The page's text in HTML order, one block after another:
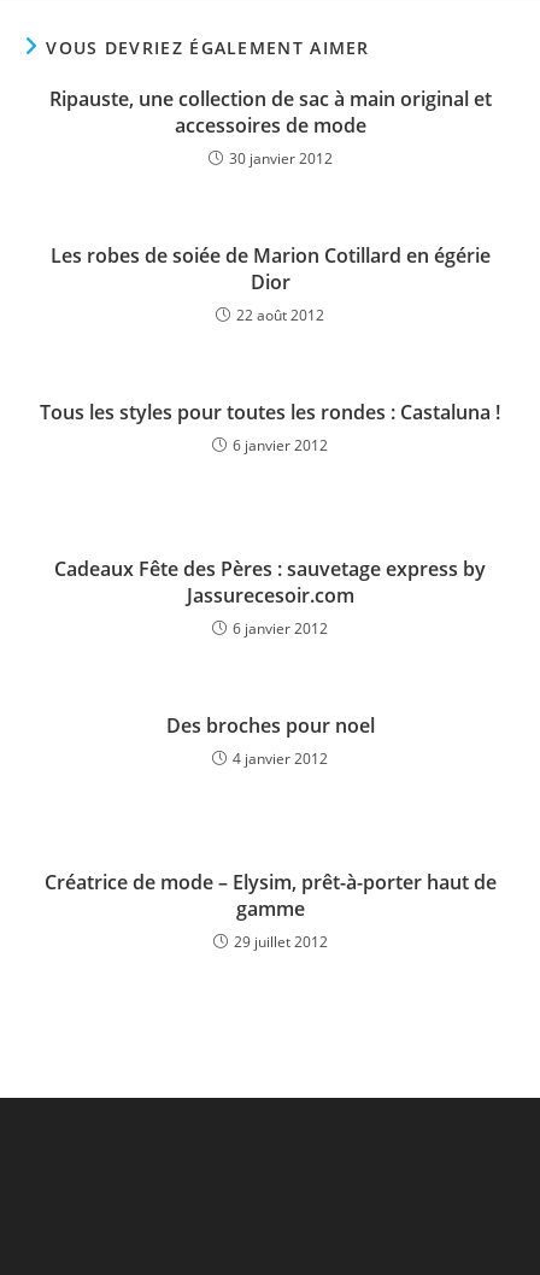
VOUS DEVRIEZ ÉGALEMENT AIMER
Ripauste, une collection de sac à main original et
accessoires de mode
30 janvier 2012
Les robes de soiée de Marion Cotillard en égérie
Dior
22 août 2012
Tous les styles pour toutes les rondes : Castaluna !
6 janvier 2012
Cadeaux Fête des Pères : sauvetage express by
Jassurecesoir.com
6 janvier 2012
Des broches pour noel
4 janvier 2012
Créatrice de mode – Elysim, prêt-à-porter haut de
gamme
29 juillet 2012